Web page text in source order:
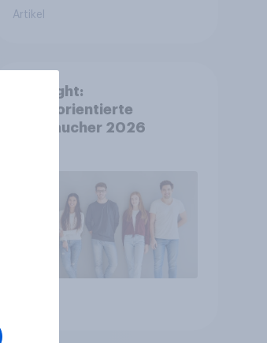
Artikel
Spotlight:
Werteorientierte
Verbraucher 2026